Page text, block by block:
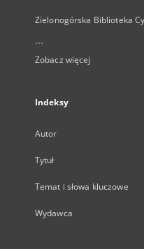
Zielonogórska Biblioteka
...
Zobacz więcej
Indeksy
Autor
Tytuł
Temat i słowa kluczowe
Wydawca